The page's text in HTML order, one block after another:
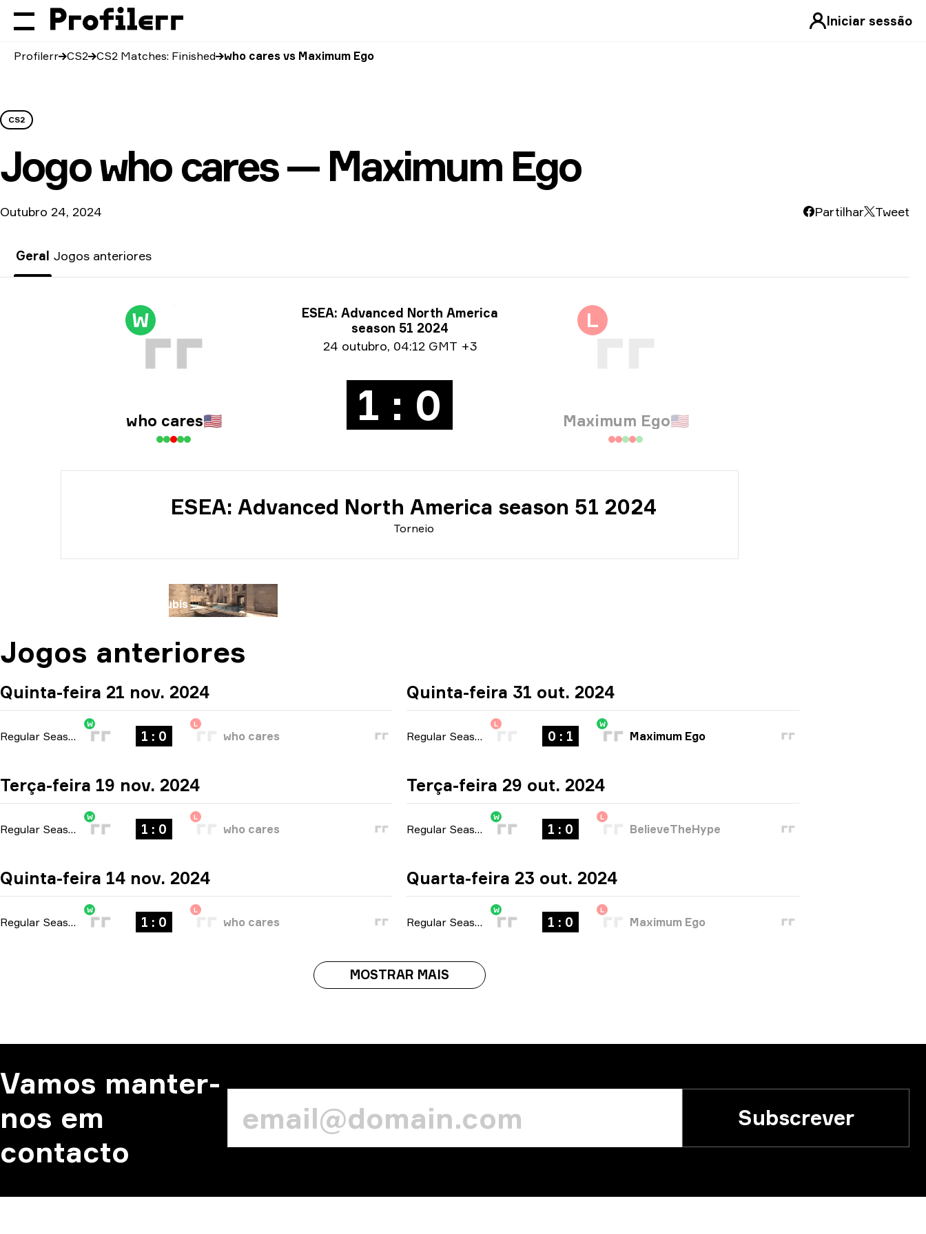
Iniciar sessão
Profilerr CS2 CS2 Matches: Finished who cares vs Maximum Ego
CS2
Jogowho cares — Maximum Ego
Outubro 24, 2024 Partilhar Tweet
Geral Jogos anteriores
Informações sobre o torneio
ESEA: Advanced North America
season 51 2024
Date info24 outubro, 04:12 GMT +3
W
who cares🇺🇸 1 : 0
L
Maximum Ego🇺🇸
Torneio
ESEA: Advanced North America season 51 2024
Anubis
Jogos anteriores
Quinta-feira 21 nov. 2024
Regular Season -bo1
W
1 : 0
L
who cares
Terça-feira 19 nov. 2024
Regular Season -bo1
W
1 : 0
L
who cares
Quinta-feira 14 nov. 2024
Regular Season -bo1
W
1 : 0
L
who cares
Quinta-feira 31 out. 2024
Regular Season
L
0 : 1
W
Maximum Ego
Terça-feira 29 out. 2024
Regular Season -bo1
W
1 : 0
L
BelieveTheHype
Quarta-feira 23 out. 2024
Regular Season -bo1
W
1 : 0
L
Maximum Ego
MOSTRAR MAIS
Vamos manter-
nos em
contacto
Subscrever